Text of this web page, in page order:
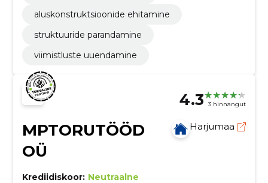
aluskonstruktsioonide ehitamine
struktuuride parandamine
viimistluste uuendamine
4.3 3 hinnangut
MPTORUTÖÖD
OÜ
Harjumaa
Krediidiskoor: Neutraalne